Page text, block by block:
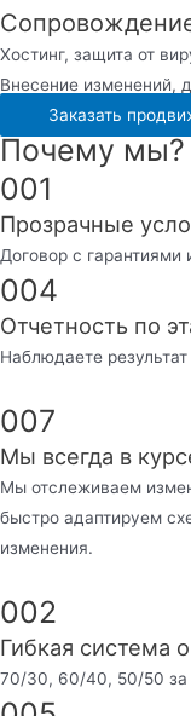
Хостинг, защита от
Внесение изменений,
Заказать
Почему мы?
001
Прозрачные
Договор с гарантиями
004
Отчетность по
Наблюдаете
007
Мы всегда в
Мы отслеживаем
быстро адаптируем
изменения.
002
Гибкая система
70/30, 60/40, 50/50 за